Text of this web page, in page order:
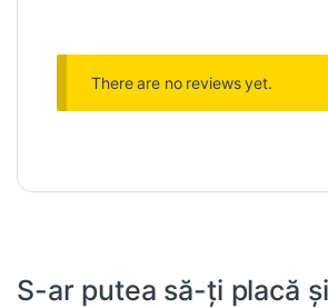
There are no reviews yet.
S-ar putea să-ți placă